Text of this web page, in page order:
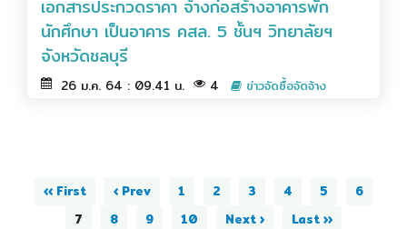
เอกสารประกวดราคา จ้างก่อสร้างอาคารพัก
นักศึกษา เป็นอาคาร คสล. 5 ชั้นฯ วิทยาลัยฯ
จังหวัดชลบุรี
26 ม.ค. 64 : 09.41 น. 4 ข่าวจัดซื้อจัดจ้าง
‹‹ First ‹ Prev 1 2 3 4 5
6
7
8 9 10 Next › Last ››